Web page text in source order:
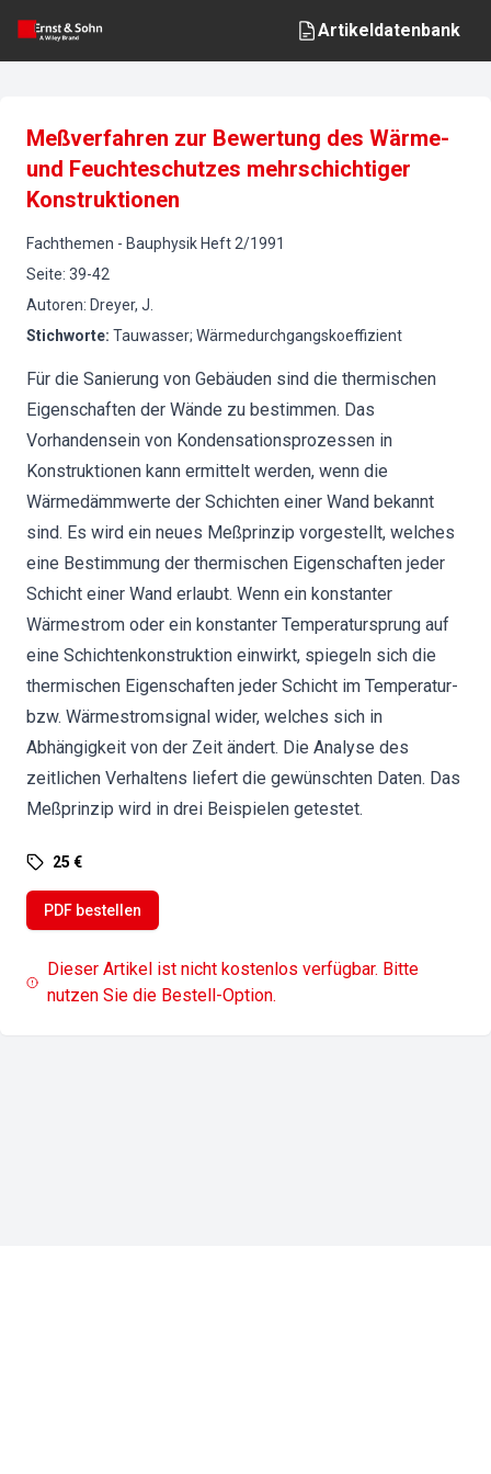
Artikeldatenbank
Meßverfahren zur Bewertung des Wärme-
und Feuchteschutzes mehrschichtiger
Konstruktionen
Fachthemen - Bauphysik Heft 2/1991
Seite: 39-42
Autoren: Dreyer, J.
Stichworte: Tauwasser; Wärmedurchgangskoeffizient
Für die Sanierung von Gebäuden sind die thermischen
Eigenschaften der Wände zu bestimmen. Das
Vorhandensein von Kondensationsprozessen in
Konstruktionen kann ermittelt werden, wenn die
Wärmedämmwerte der Schichten einer Wand bekannt
sind. Es wird ein neues Meßprinzip vorgestellt, welches
eine Bestimmung der thermischen Eigenschaften jeder
Schicht einer Wand erlaubt. Wenn ein konstanter
Wärmestrom oder ein konstanter Temperatursprung auf
eine Schichtenkonstruktion einwirkt, spiegeln sich die
thermischen Eigenschaften jeder Schicht im Temperatur-
bzw. Wärmestromsignal wider, welches sich in
Abhängigkeit von der Zeit ändert. Die Analyse des
zeitlichen Verhaltens liefert die gewünschten Daten. Das
Meßprinzip wird in drei Beispielen getestet.
25 €
PDF bestellen
Dieser Artikel ist nicht kostenlos verfügbar. Bitte
nutzen Sie die Bestell-Option.